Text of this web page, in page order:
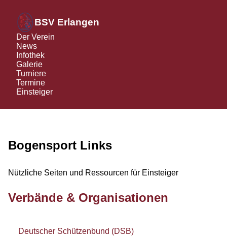
BSV Erlangen
Der Verein
News
Infothek
Galerie
Turniere
Termine
Einsteiger
Bogensport Links
Nützliche Seiten und Ressourcen für Einsteiger
Verbände & Organisationen
Deutscher Schützenbund (DSB)